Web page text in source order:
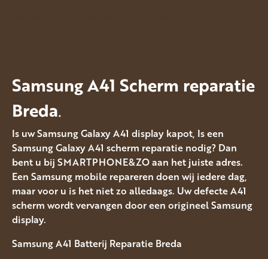
Samsung A41 Scherm reparatie
Breda.
Is uw Samsung Galaxy A41 display kapot, Is een
Samsung Galaxy A41 scherm reparatie nodig? Dan
bent u bij SMARTPHONE&ZO aan het juiste adres.
Een Samsung mobile repareren doen wij iedere dag,
maar voor u is het niet zo alledaags. Uw defecte A41
scherm wordt vervangen door een origineel Samsung
display.
Samsung A41 Batterij Reparatie Breda